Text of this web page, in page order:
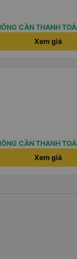
trẻ nhỏ khá thú vị.
xe dừng lại lúc nửa
Khi đến điểm
chúng tôi đã sẵn
CẦN THANH
Xem giá
CẦN THANH
Xem giá